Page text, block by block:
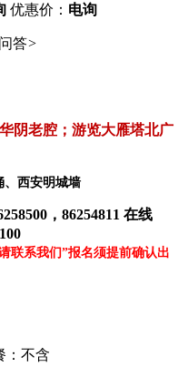
优惠价： 电询
问答>
阴老腔；游览大雁塔北广
西安明城墙
，86254811 在线
请联系我们”报名须提前确认出
：不含